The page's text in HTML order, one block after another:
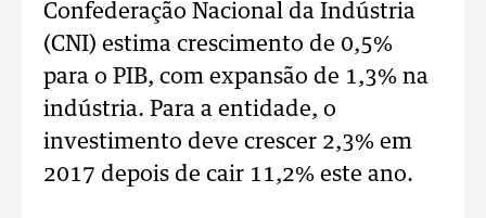
Confederação Nacional da Indústria
(CNI) estima crescimento de 0,5%
para o PIB, com expansão de 1,3% na
indústria. Para a entidade, o
investimento deve crescer 2,3% em
2017 depois de cair 11,2% este ano.